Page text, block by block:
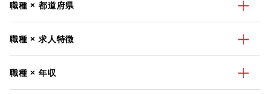
職種 × 都道府県
職種 × 求人特徴
職種 × 年収